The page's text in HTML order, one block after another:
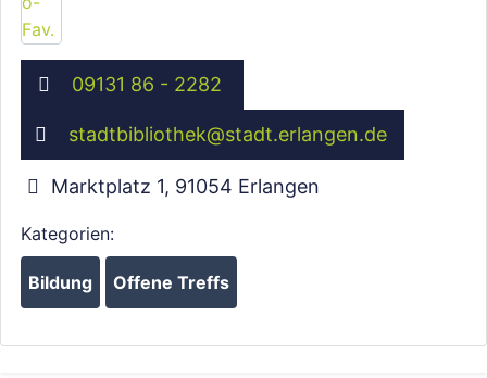
09131 86 - 2282
stadtbibliothek@stadt.erlangen.de
Marktplatz 1, 91054 Erlangen
Kategorien:
Bildung Offene Treffs